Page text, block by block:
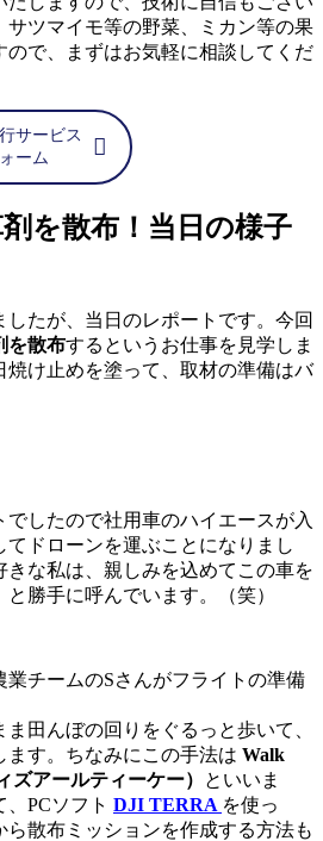
サツマイモ等の野菜、ミカン等の果
ので、まずはお気軽に相談してくだ
サービス
ーム
を散布！当日の様子
たが、当日のレポートです。今回
を散布するというお仕事を見学しま
焼け止めを塗って、取材の準備はバ
したので社用車のハイエースが入
ドローンを運ぶことになりまし
きな私は、親しみを込めてこの車を
と勝手に呼んでいます。（笑）
チームのSさんがフライトの準備
田んぼの回りをぐるっと歩いて、
す。ちなみにこの手法は Walk
アールティーケー）
といいま
PCソフト DJI TERRA を使っ
散布ミッションを作成する方法も